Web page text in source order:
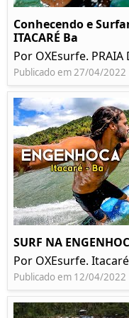
Conhecendo e
ITACARÉ Ba
Por OXEsurfe. PRAIA
Publicado em 27/04/2022
SURF NA
Por OXEsurfe.
Publicado em 12/04/2022